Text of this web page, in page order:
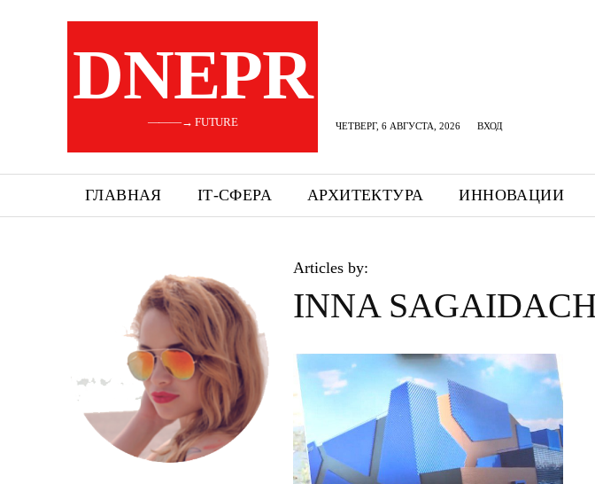
DNEPR
———→ FUTURE ЧЕТВЕРГ, 6 АВГУСТА, 2026 ВХОД
ГЛАВНАЯ ІТ-СФЕРА АРХИТЕКТУРА ИННОВАЦИИ
Articles by:
INNA